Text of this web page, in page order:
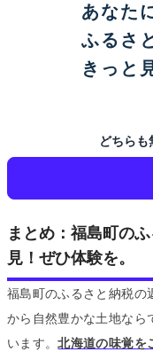
あなた
ふるさ
きっと
どちら
まとめ：福島町の
見！ぜひ体験を。
福島町のふるさと納税の
から自然豊かな土地なら
います。北海道の味覚を